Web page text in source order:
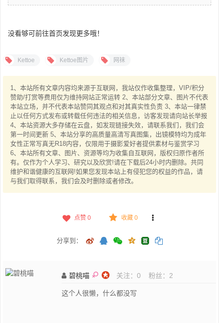
没看够可前往首页发现更多哦！
Kettoe Kettoe图片 网袜
1、本站所有文章内容均来源于互联网，我站仅作收集整理，VIP/积分
赞助/打赏等费用仅为维持网站正常运转 2、本站部分文章、图片不代表
本站立场，并不代表本站赞同其观点和对其真实性负责 3、本站一律禁
止以任何方式发布或转载任何违法的相关信息，访客发现请向站长举报
4、本站资源大多存储在云盘，如发现链接失效，请联系我们，我们会
第一时间更新 5、本站分享的高质量高清写真图集，出镜模特均为成年
女性正常写真无R18内容，仅限用于摄影爱好者提供素材与鉴赏学习
6、本站所有文章、图片、资源等均为收集自互联网，版权归原作者所
有。仅作为个人学习、研究以及欣赏!请在下载后24小时内删除。共同
维护和谐健康的互联网!如果您发现本站上有侵犯您的权益的作品，请
与我们取得联系，我们会及时删除或者修改。
点赞 0 收藏 0
分享到：
碧桃喵 关注： 0 粉丝： 2
这个人很懒，什么都没写